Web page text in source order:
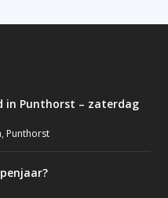
in Punthorst – zaterdag
, Punthorst